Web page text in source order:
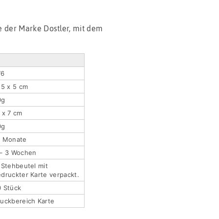
Marke Dostler, mit dem
x 5 cm
x 7 cm
Monate
3 Wochen
mit
Karte verpackt.
Stück
Karte